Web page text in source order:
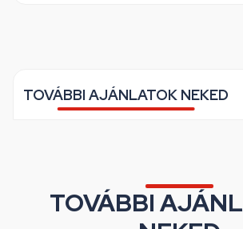
TOVÁBBI AJÁNLATOK NEKED
TOVÁBBI